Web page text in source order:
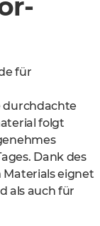
für
durchdachte
folgt
Dank des
eignet
als auch für